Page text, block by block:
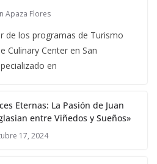
Apaza Flores
de los programas de Turismo
Culinary Center en San
en
Eternas: La Pasión de Juan
entre Viñedos y Sueños»
17, 2024